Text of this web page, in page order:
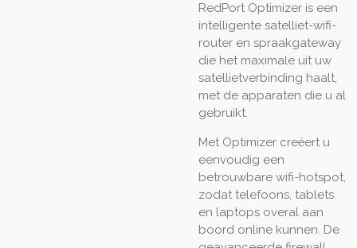
RedPort Optimizer is een
intelligente satelliet-wifi-
router en spraakgateway
die het maximale uit uw
satellietverbinding haalt,
met de apparaten die u al
gebruikt.
Met Optimizer creëert u
eenvoudig een
betrouwbare wifi-hotspot,
zodat telefoons, tablets
en laptops overal aan
boord online kunnen. De